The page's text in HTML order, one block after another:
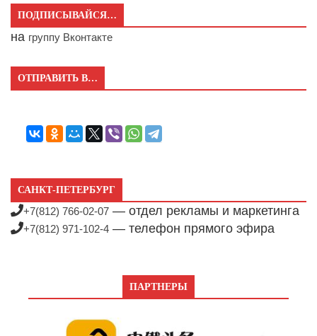
ПОДПИСЫВАЙСЯ…
на группу Вконтакте
ОТПРАВИТЬ В…
САНКТ-ПЕТЕРБУРГ
+7(812) 766-02-07 — отдел рекламы и маркетинга
+7(812) 971-102-4 — телефон прямого эфира
ПАРТНЕРЫ